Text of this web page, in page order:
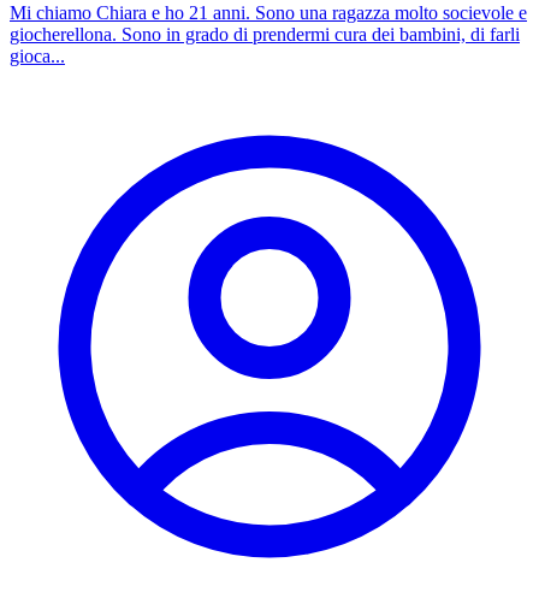
Mi chiamo Chiara e ho 21 anni. Sono una ragazza molto socievole e
giocherellona. Sono in grado di prendermi cura dei bambini, di farli
gioca...